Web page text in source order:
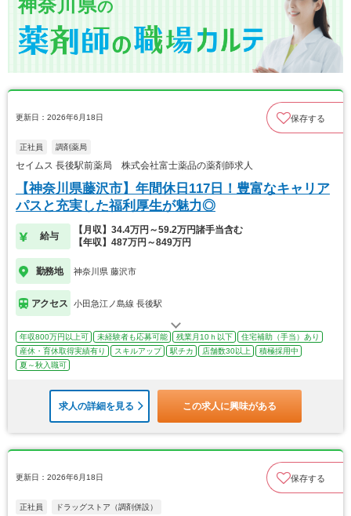
神奈川県の
更新日：2026年6月18日 保存する
正社員 調剤薬局
セイムス 長後駅前薬局 株式会社富士薬品の薬剤師求人
【神奈川県藤沢市】年間休日117日！豊富なキャリア
パスと充実した福利厚生が魅力◎
給与
【月収】34.4万円～59.2万円諸手当含む
【年収】487万円～849万円
勤務地 神奈川県 藤沢市
アクセス 小田急江ノ島線 長後駅
年収800万円以上可 未経験者も応募可能 残業月10ｈ以下
住宅補助（手当）あり
産休・育休取得実績有り
スキルアップ 駅チカ 店舗数30以上
積極採用中
夏～秋入職可
求人の詳細を見る この求人に興味がある
更新日：2026年6月18日 保存する
正社員 ドラッグストア（調剤併設）